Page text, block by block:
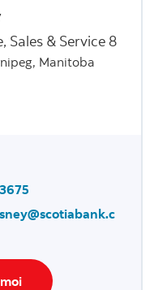
Sales & Service 8
Manitoba